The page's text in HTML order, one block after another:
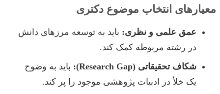
معیارهای انتخاب موضوع دکتری
عمق علمی و نظری: باید به توسعه مرزهای دانش
در رشته مربوطه کمک کند.
شکاف تحقیقاتی (Research Gap):
باید به وضوح
یک خلأ در ادبیات پژوهشی موجود را پر کند.